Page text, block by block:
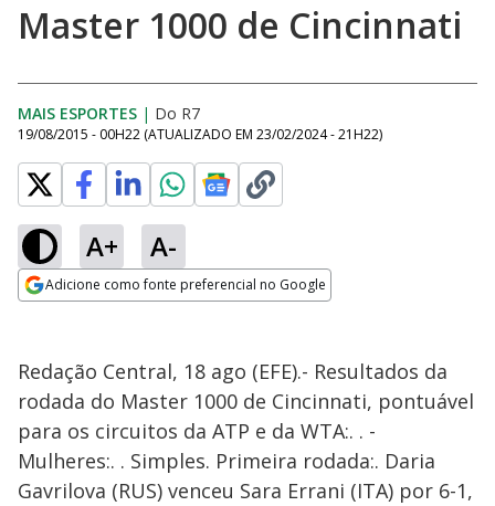
Master 1000 de Cincinnati
MAIS ESPORTES | Do R7
19/08/2015 - 00H22 (ATUALIZADO EM 23/02/2024 - 21H22)
A+ A-
Adicione como fonte preferencial no Google
Redação Central, 18 ago (EFE).- Resultados da
rodada do Master 1000 de Cincinnati, pontuável
para os circuitos da ATP e da WTA:. . -
Mulheres:. . Simples. Primeira rodada:. Daria
Gavrilova (RUS) venceu Sara Errani (ITA) por 6-1,